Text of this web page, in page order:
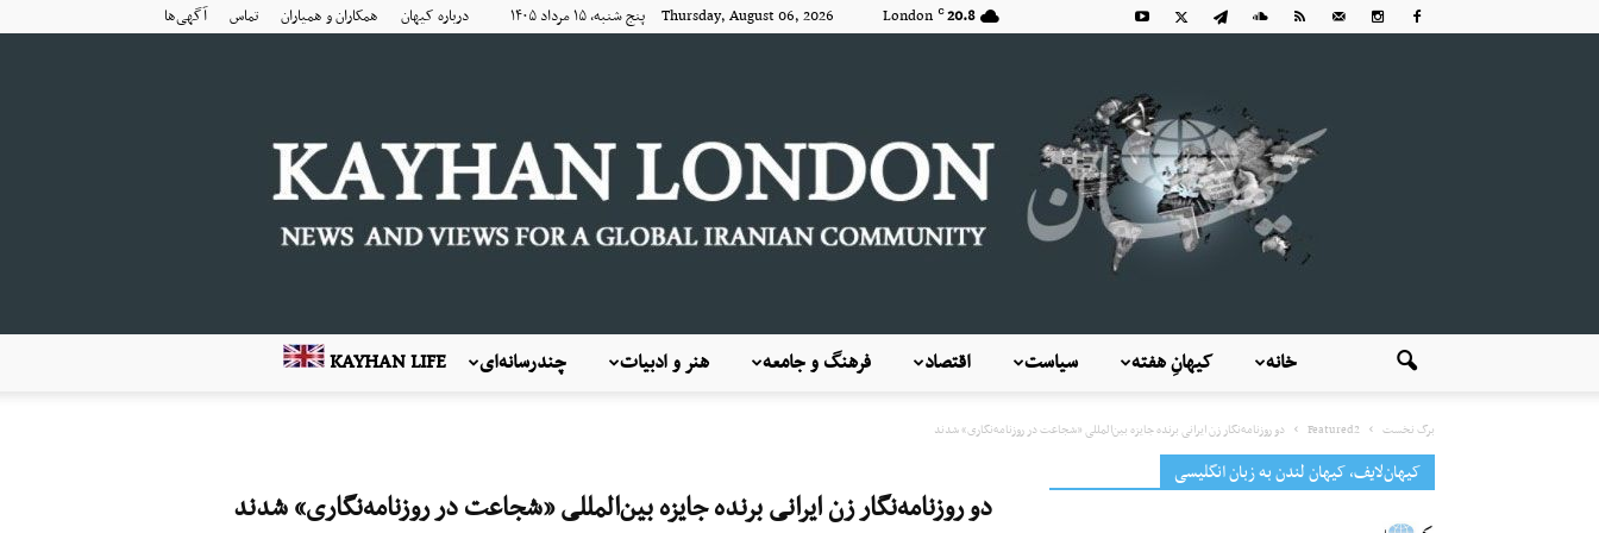
20.8
C
London Thursday, August 06, 2026 پنج شنبه, ۱۵ مرداد ۱۴۰۵ درباره کیهان همکاران و همیاران تماس آگهی‌ها
KAYHAN LIFE چندرسانه‌ای هنر و ادبیات فرهنگ و جامعه اقتصاد سیاست کیهانِ هفته خانه
برگ نخست Featured2 دو روزنامه‌نگار زن ایرانی برنده جایزه بین‌المللی «شجاعت در روزنامه‌نگاری» شدند
دو روزنامه‌نگار زن ایرانی برنده جایزه بین‌المللی «شجاعت در روزنامه‌نگاری» شدند
کیهان‌لایف، کیهان لندن به زبان انگلیسی